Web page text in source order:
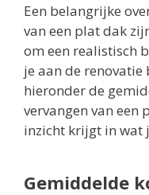
Een belangrijke
van een plat dak
om een realistisch
je aan de renovatie
hieronder de
vervangen van een
inzicht krijgt in wat
Gemiddelde